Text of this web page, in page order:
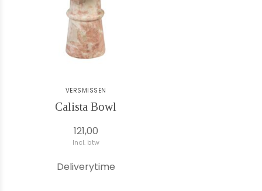
VERSMISSEN
Calista Bowl
121,00
Incl. btw
Deliverytime